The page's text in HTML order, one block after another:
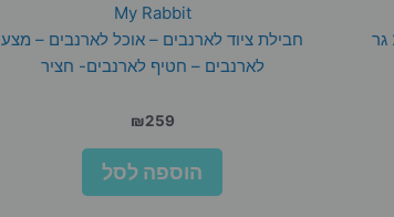
My Rabbit
חבילת ציוד לארנבים – אוכל לארנבים – מצע
לארנבים – חטיף לארנבים- חציר
₪259
הוספה לסל